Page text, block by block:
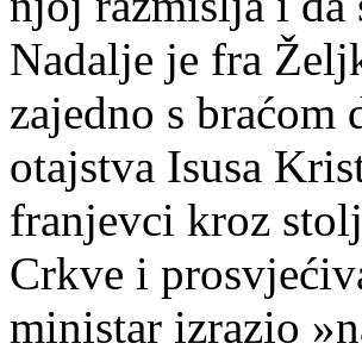
Nadalje je fra
zajedno s
otajstva Isusa
franjevci kroz
Crkve i
ministar izrazio